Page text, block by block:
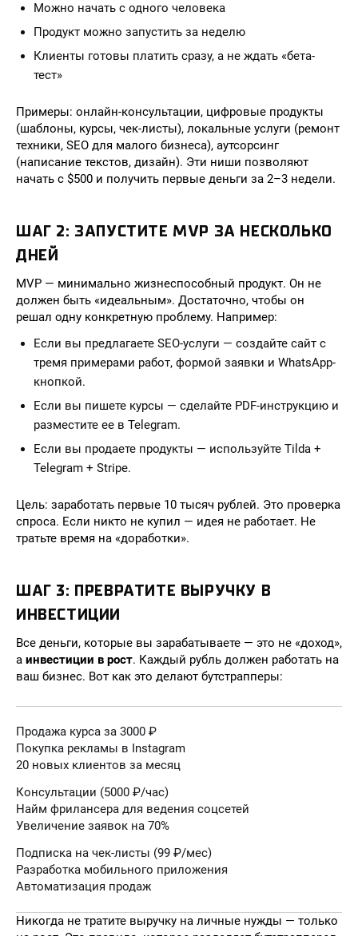
Можно начать с одного человека
Продукт можно запустить за неделю
Клиенты готовы платить сразу, а не ждать «бета-
тест»
Примеры: онлайн-консультации, цифровые продукты
(шаблоны, курсы, чек-листы), локальные услуги (ремонт
техники, SEO для малого бизнеса), аутсорсинг
(написание текстов, дизайн). Эти ниши позволяют
начать с $500 и получить первые деньги за 2–3 недели.
ШАГ 2: ЗАПУСТИТЕ MVP ЗА НЕСКОЛЬКО
ДНЕЙ
MVP — минимально жизнеспособный продукт. Он не
должен быть «идеальным». Достаточно, чтобы он
решал одну конкретную проблему. Например:
Если вы предлагаете SEO-услуги — создайте сайт с
тремя примерами работ, формой заявки и WhatsApp-
кнопкой.
Если вы пишете курсы — сделайте PDF-инструкцию и
разместите ее в Telegram.
Если вы продаете продукты — используйте Tilda +
Telegram + Stripe.
Цель: заработать первые 10 тысяч рублей. Это проверка
спроса. Если никто не купил — идея не работает. Не
тратьте время на «доработки».
ШАГ 3: ПРЕВРАТИТЕ ВЫРУЧКУ В
ИНВЕСТИЦИИ
Все деньги, которые вы зарабатываете — это не «доход»,
а инвестиции в рост. Каждый рубль должен работать на
ваш бизнес. Вот как это делают бутстрапперы:
Продажа курса за 3000 ₽
Покупка рекламы в Instagram
20 новых клиентов за месяц
Консультации (5000 ₽/час)
Найм фрилансера для ведения соцсетей
Увеличение заявок на 70%
Подписка на чек-листы (99 ₽/мес)
Разработка мобильного приложения
Автоматизация продаж
Никогда не тратите выручку на личные нужды — только